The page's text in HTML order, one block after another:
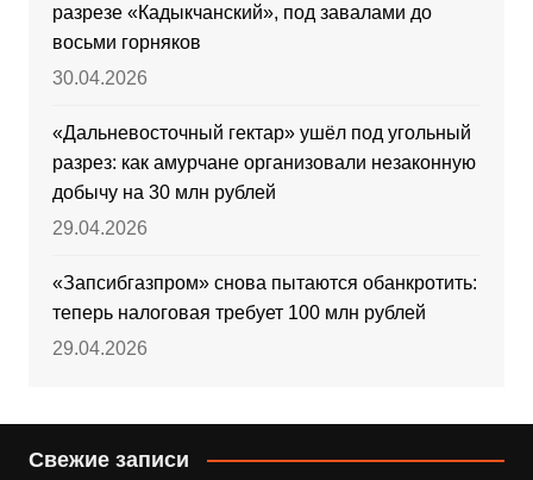
разрезе «Кадыкчанский», под завалами до
восьми горняков
30.04.2026
«Дальневосточный гектар» ушёл под угольный
разрез: как амурчане организовали незаконную
добычу на 30 млн рублей
29.04.2026
«Запсибгазпром» снова пытаются обанкротить:
теперь налоговая требует 100 млн рублей
29.04.2026
Свежие записи